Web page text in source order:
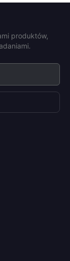
produktów,